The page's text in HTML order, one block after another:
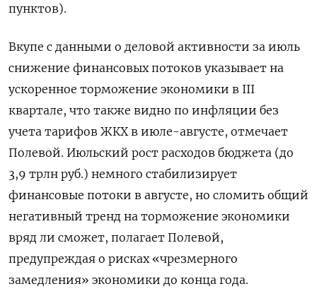
пунктов).
Вкупе с данными о деловой активности за июль
снижение финансовых потоков указывает на
ускоренное торможение экономики в III
квартале, что также видно по инфляции без
учета тарифов ЖКХ в июле-августе, отмечает
Полевой. Июльский рост расходов бюджета (до
3,9 трлн руб.) немного стабилизирует
финансовые потоки в августе, но сломить общий
негативный тренд на торможение экономики
вряд ли сможет, полагает Полевой,
предупреждая о рисках «чрезмерного
замедления» экономики до конца года.